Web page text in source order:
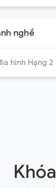
nghề
hình Hạng 2